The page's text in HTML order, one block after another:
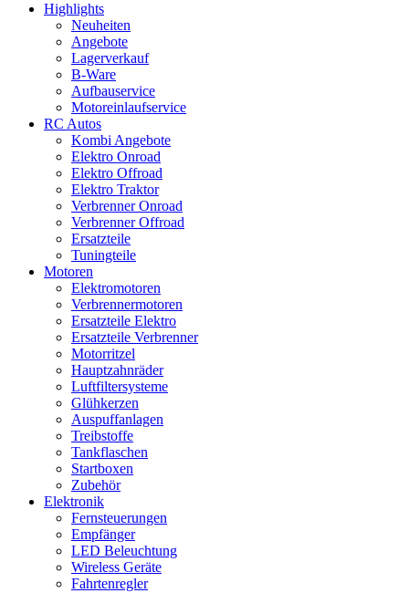
Highlights
Neuheiten
Angebote
Lagerverkauf
B-Ware
Aufbauservice
Motoreinlaufservice
RC Autos
Kombi Angebote
Elektro Onroad
Elektro Offroad
Elektro Traktor
Verbrenner Onroad
Verbrenner Offroad
Ersatzteile
Tuningteile
Motoren
Elektromotoren
Verbrennermotoren
Ersatzteile Elektro
Ersatzteile Verbrenner
Motorritzel
Hauptzahnräder
Luftfiltersysteme
Glühkerzen
Auspuffanlagen
Treibstoffe
Tankflaschen
Startboxen
Zubehör
Elektronik
Fernsteuerungen
Empfänger
LED Beleuchtung
Wireless Geräte
Fahrtenregler